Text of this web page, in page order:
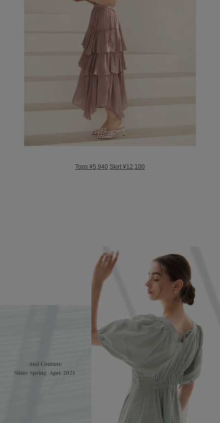
Tops ¥5,940 Skirt ¥12,100